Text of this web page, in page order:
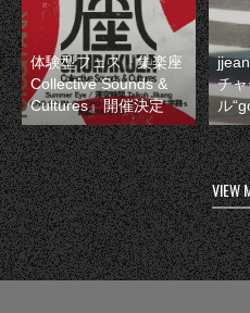
体験型フェス『集楽座
Collective Sounds &
Cultures』開催決定
チ
ル
VIEW